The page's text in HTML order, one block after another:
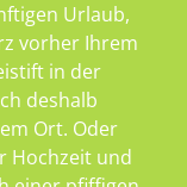
Urlaub,
vorher Ihrem
in der
deshalb
Ort. Oder
Hochzeit und